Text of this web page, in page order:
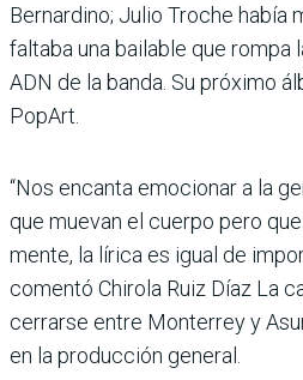
Bernardino; Julio Troche había
faltaba una bailable que rompa
ADN de la banda. Su próximo
PopArt.
“Nos encanta emocionar a la
que muevan el cuerpo pero
mente, la lírica es igual de
comentó Chirola Ruiz Díaz La
cerrarse entre Monterrey y
en la producción general.